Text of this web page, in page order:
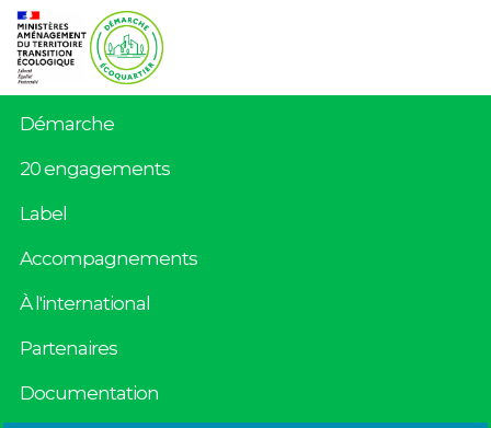
Démarche
20 engagements
Label
Accompagnements
À l'international
Partenaires
Documentation